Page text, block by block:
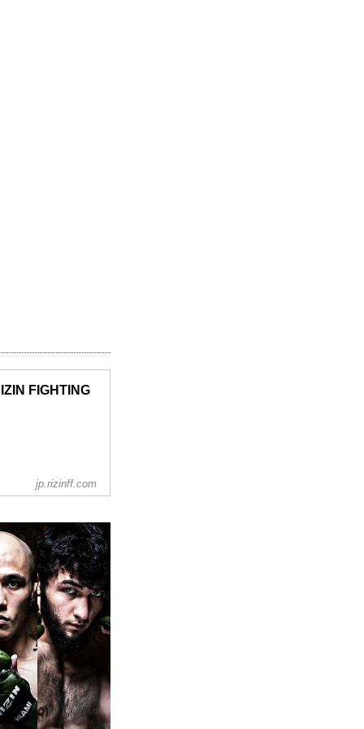
FIGHTING
シン・ユジン
jp.rizinff.com